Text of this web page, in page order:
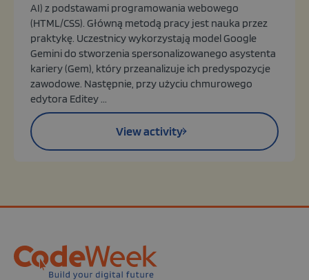
AI) z podstawami programowania webowego
(HTML/CSS). Główną metodą pracy jest nauka przez
praktykę. Uczestnicy wykorzystają model Google
Gemini do stworzenia spersonalizowanego asystenta
kariery (Gem), który przeanalizuje ich predyspozycje
zawodowe. Następnie, przy użyciu chmurowego
edytora Editey ...
View activity